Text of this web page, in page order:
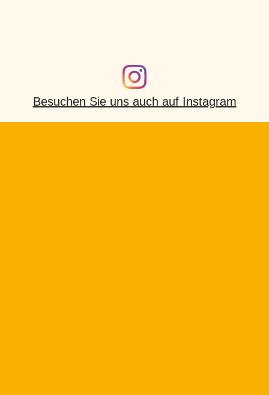
Besuchen Sie uns auch auf Instagram